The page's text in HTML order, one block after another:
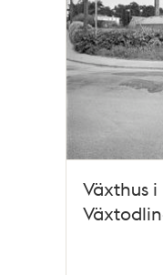
Växthus i